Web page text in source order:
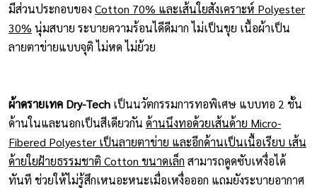
มีส่วนประกอบของ Cotton 70% และเส้นใยสังเคราะห์ Polyester
30% นุ่มสบาย ระบายความร้อนไดีดีมาก ไม่เป็นขุย เนื้อผ้าเป็น
ลายตาข่ายแบบจุติ ไม่หด ไม่ย้วย
ผ้าดรายเทค Dry-Tech เป็นนวัตกรรมการทอพิเศษ แบบทอ 2 ชั้น
ด้านในและนอกเป็นสีเดียวกัน ด้านนึงทอด้วยเส้นด้าย Micro-
Fibered Polyester เป็นลายตาข่าย และอีกด้านเป็นเนื้อเรียบ เส้น
ด้ายใยฝ้ายธรรมชาติ Cotton ขนาดเล็ก สามารถดูดซับเหงื่อได้
ทันที ช่วยให้ไม่รู้สึกเหนอะหนะเมื่อเหงื่อออก แถมยังระบายอากาศ